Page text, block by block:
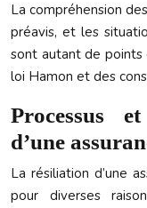
La compréhension
préavis, et les
sont autant de points
loi Hamon et des
Processus
d’une
La résiliation d’une
pour diverses